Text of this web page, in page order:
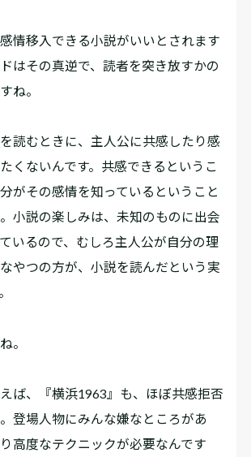
情移入できる小説がいいとされます
はその真逆で、読者を突き放すかの
ね。
読むときに、主人公に共感したり感
くないんです。共感できるというこ
がその感情を知っているということ
小説の楽しみは、未知のものに出会
いるので、むしろ主人公が自分の理
やつの方が、小説を読んだという実
。
ば、『横浜1963』も、ほぼ共感拒否
登場人物にみんな嫌なところがあ
高度なテクニックが必要なんです